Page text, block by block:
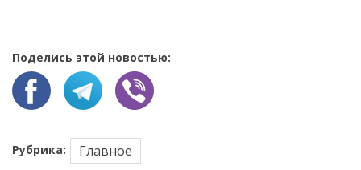
Поделись этой новостью:
Рубрика: Главное